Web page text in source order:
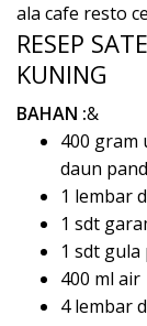
ala cafe resto
RESEP
KUNING
BAHAN :&
400 gram
daun
1 lembar
1 sdt
1 sdt gula
400 ml air
4 lembar